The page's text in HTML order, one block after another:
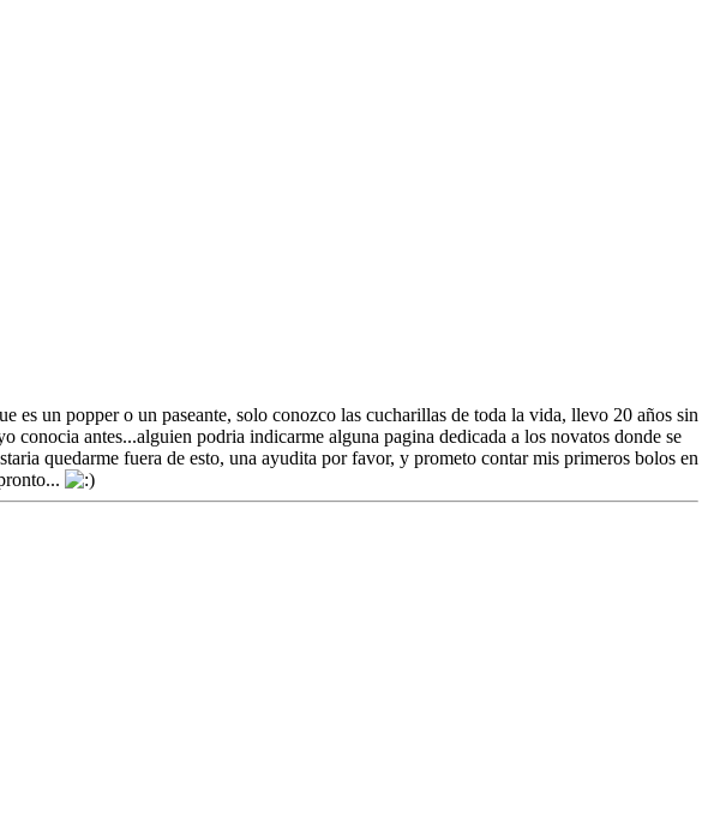
es un popper o un paseante, solo conozco las cucharillas de toda la vida, llevo 20 años sin
conocia antes...alguien podria indicarme alguna pagina dedicada a los novatos donde se
quedarme fuera de esto, una ayudita por favor, y prometo contar mis primeros bolos en